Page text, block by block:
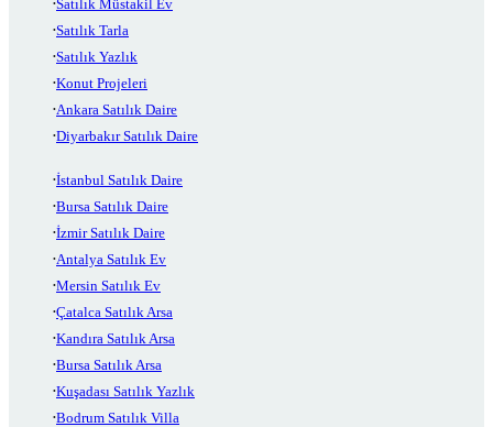
Satılık Müstakil Ev
Satılık Tarla
Satılık Yazlık
Konut Projeleri
Ankara Satılık Daire
Diyarbakır Satılık Daire
İstanbul Satılık Daire
Bursa Satılık Daire
İzmir Satılık Daire
Antalya Satılık Ev
Mersin Satılık Ev
Çatalca Satılık Arsa
Kandıra Satılık Arsa
Bursa Satılık Arsa
Kuşadası Satılık Yazlık
Bodrum Satılık Villa